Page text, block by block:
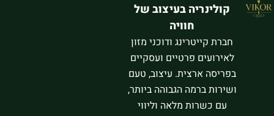
קולינריה בעיצוב של
חוויה
חברת קייטרינג ודוכני מזון
לאירועים פרטיים ועסקיים
בפריסה ארצית. עיצוב, טעם
ושירות ברמה הגבוהה ביותר,
עם כשרות מלאה וליווי